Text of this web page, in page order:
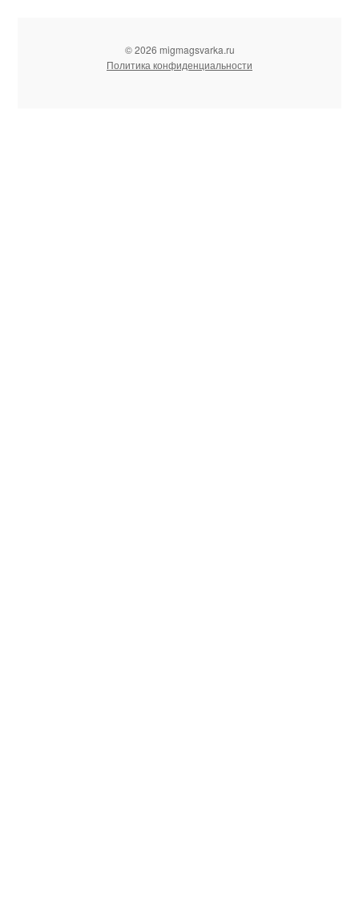
© 2026 migmagsvarka.ru
Политика конфиденциальности